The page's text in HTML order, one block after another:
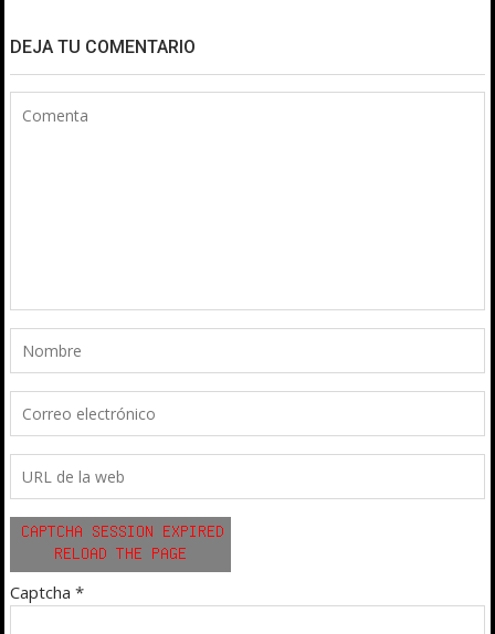
DEJA TU COMENTARIO
Captcha *